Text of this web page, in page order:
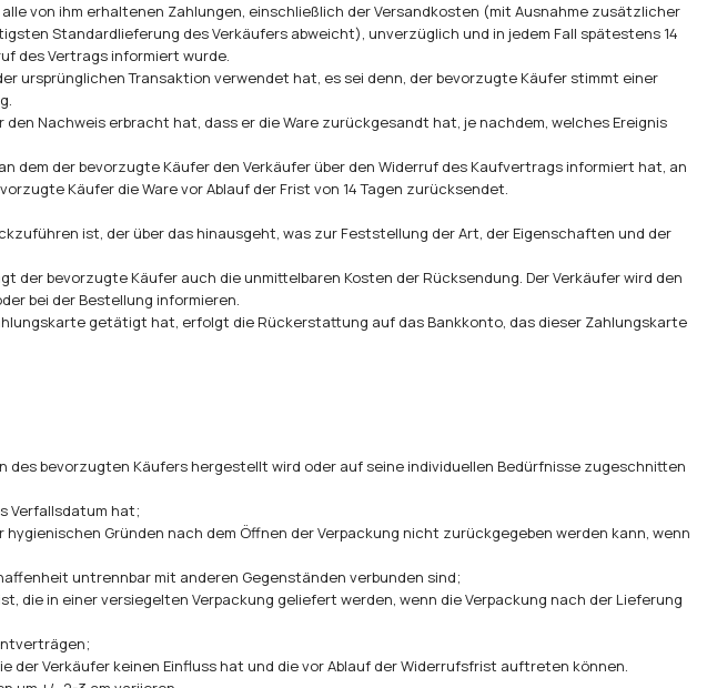
von ihm erhaltenen Zahlungen, einschließlich der Versandkosten (mit Ausnahme zusätzlicher
Standardlieferung des Verkäufers abweicht), unverzüglich und in jedem Fall spätestens 14
des Vertrags informiert wurde.
ursprünglichen Transaktion verwendet hat, es sei denn, der bevorzugte Käufer stimmt einer
Nachweis erbracht hat, dass er die Ware zurückgesandt hat, je nachdem, welches Ereignis
dem der bevorzugte Käufer den Verkäufer über den Widerruf des Kaufvertrags informiert hat, an
Käufer die Ware vor Ablauf der Frist von 14 Tagen zurücksendet.
ist, der über das hinausgeht, was zur Feststellung der Art, der Eigenschaften und der
bevorzugte Käufer auch die unmittelbaren Kosten der Rücksendung. Der Verkäufer wird den
bei der Bestellung informieren.
getätigt hat, erfolgt die Rückerstattung auf das Bankkonto, das dieser Zahlungskarte
bevorzugten Käufers hergestellt wird oder auf seine individuellen Bedürfnisse zugeschnitten
Verfallsdatum hat;
Gründen nach dem Öffnen der Verpackung nicht zurückgegeben werden kann, wenn
untrennbar mit anderen Gegenständen verbunden sind;
die in einer versiegelten Verpackung geliefert werden, wenn die Verpackung nach der Lieferung
der Verkäufer keinen Einfluss hat und die vor Ablauf der Widerrufsfrist auftreten können.